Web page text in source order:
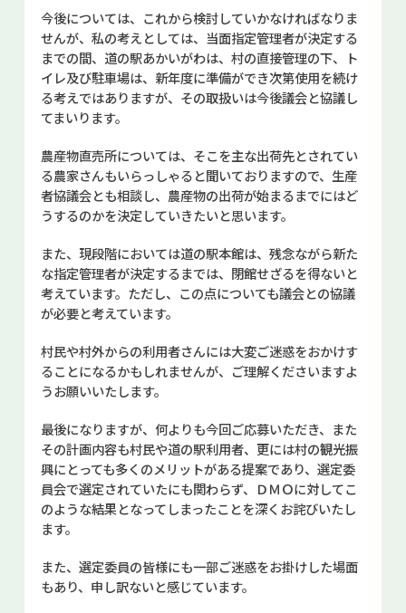
今後については、これから検討していかなければなりま
せんが、私の考えとしては、当面指定管理者が決定する
までの間、道の駅あかいがわは、村の直接管理の下、ト
イレ及び駐車場は、新年度に準備ができ次第使用を続け
る考えではありますが、その取扱いは今後議会と協議し
てまいります。
農産物直売所については、そこを主な出荷先とされてい
る農家さんもいらっしゃると聞いておりますので、生産
者協議会とも相談し、農産物の出荷が始まるまでにはど
うするのかを決定していきたいと思います。
また、現段階においては道の駅本館は、残念ながら新た
な指定管理者が決定するまでは、閉館せざるを得ないと
考えています。ただし、この点についても議会との協議
が必要と考えています。
村民や村外からの利用者さんには大変ご迷惑をおかけす
ることになるかもしれませんが、ご理解くださいますよ
うお願いいたします。
最後になりますが、何よりも今回ご応募いただき、また
その計画内容も村民や道の駅利用者、更には村の観光振
興にとっても多くのメリットがある提案であり、選定委
員会で選定されていたにも関わらず、ＤＭＯに対してこ
のような結果となってしまったことを深くお詫びいたし
ます。
また、選定委員の皆様にも一部ご迷惑をお掛けした場面
もあり、申し訳ないと感じています。